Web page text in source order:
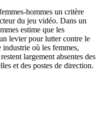
hommes un critère
du jeu vidéo. Dans un
estime que les
levier pour lutter contre le
où les femmes,
largement absentes des
et des postes de direction.